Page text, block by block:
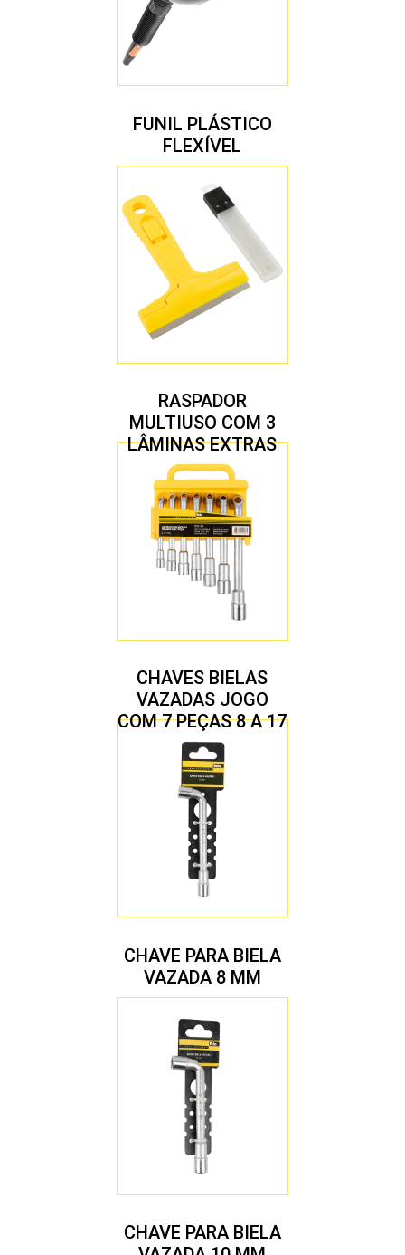
FUNIL PLÁSTICO
FLEXÍVEL
RASPADOR
MULTIUSO COM 3
LÂMINAS EXTRAS
CHAVES BIELAS
VAZADAS JOGO
COM 7 PEÇAS 8 A 17
MM
CHAVE PARA BIELA
VAZADA 8 MM
CHAVE PARA BIELA